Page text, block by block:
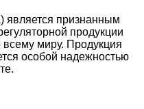
признанным
продукции
миру. Продукция
особой надежностью